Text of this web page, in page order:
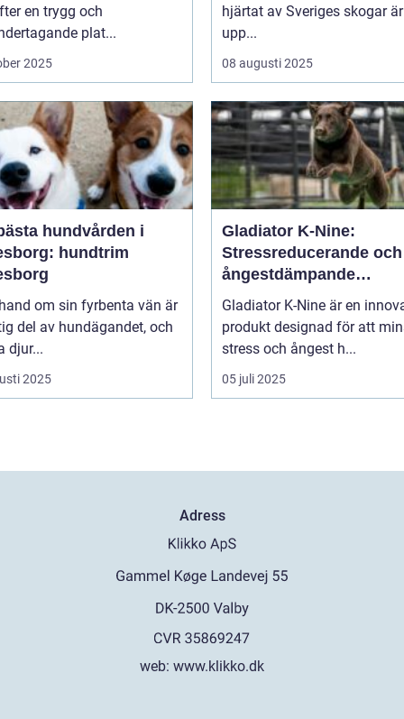
en trygg och
plat...
2025
hjärtat av Sveriges skogar
upp...
08 augusti 2025
hundvården i
hundtrim
om sin fyrbenta vän är
del av hundägandet, och
djur...
2025
Gladiator K-Nine:
Stressreducerande och
ångestdämpande
hundhalsband
Gladiator K-Nine är en
produkt designad för att
stress och ångest h...
05 juli 2025
Adress
web: www.klikko.dk